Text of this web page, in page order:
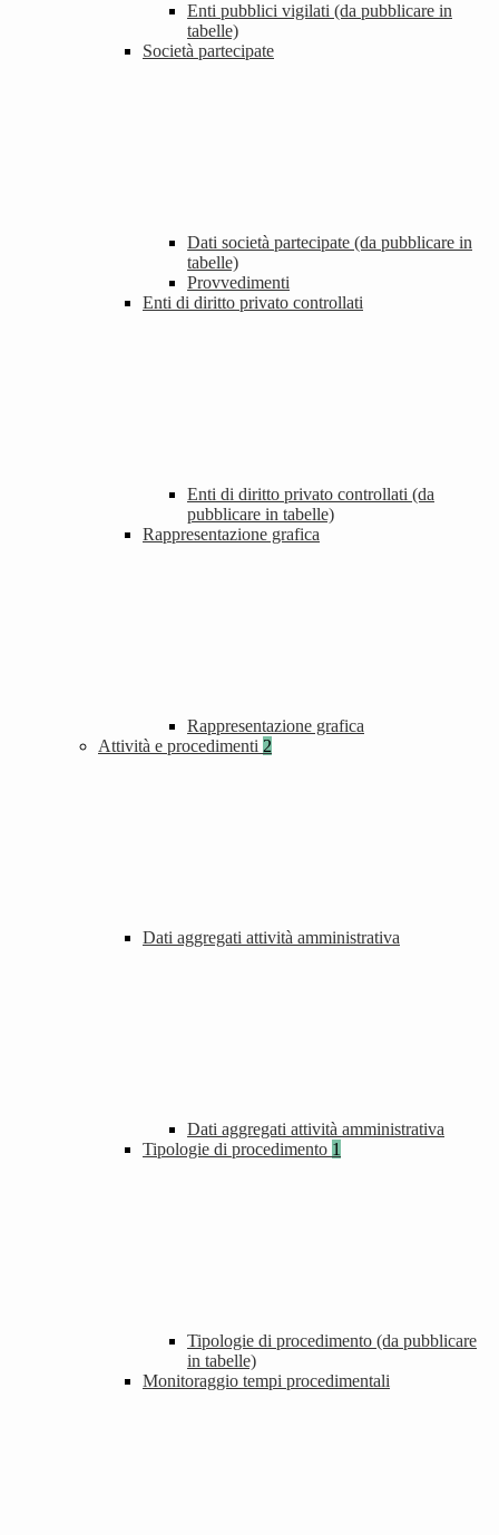
Enti pubblici vigilati (da pubblicare in
tabelle)
Società partecipate
Dati società partecipate (da pubblicare in
tabelle)
Provvedimenti
Enti di diritto privato controllati
Enti di diritto privato controllati (da
pubblicare in tabelle)
Rappresentazione grafica
Rappresentazione grafica
Attività e procedimenti 2
Dati aggregati attività amministrativa
Dati aggregati attività amministrativa
Tipologie di procedimento 1
Tipologie di procedimento (da pubblicare
in tabelle)
Monitoraggio tempi procedimentali